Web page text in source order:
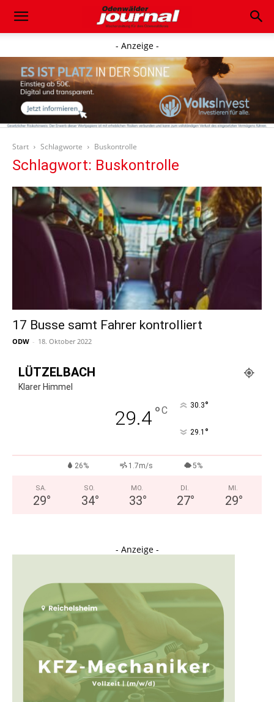
- Anzeige -
Start Schlagworte Buskontrolle
Schlagwort: Buskontrolle
17 Busse samt Fahrer kontrolliert
ODW - 18. Oktober 2022
LÜTZELBACH
Klarer Himmel
29.4°C 30.3°
29.1 °
26% 1.7m/s 5%
SA.
29°
SO.
34°
MO.
33°
DI.
27°
MI.
29°
- Anzeige -